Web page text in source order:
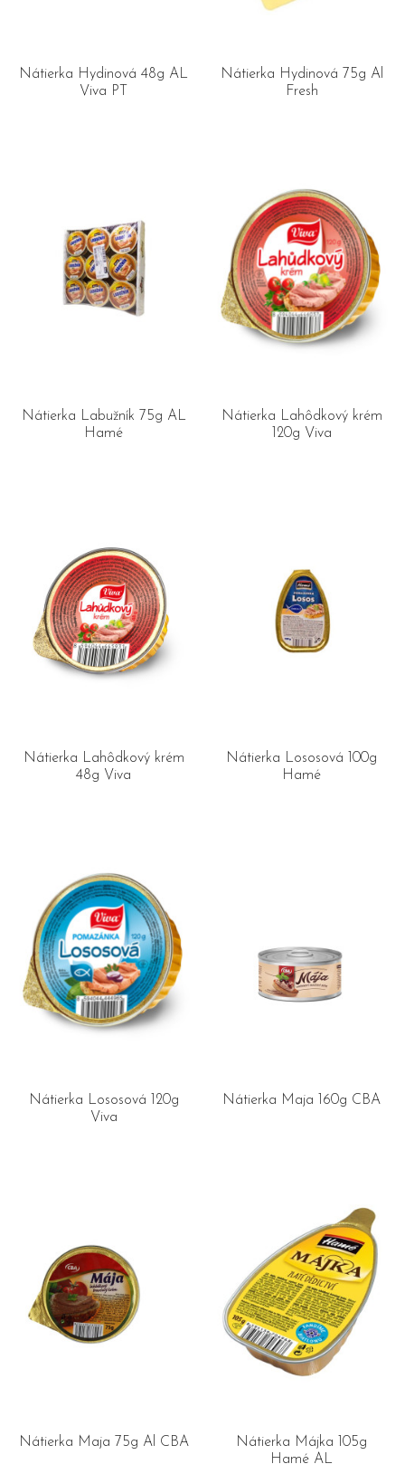
Nátierka Hydinová 48g AL
Viva PT
Nátierka Hydinová 75g Al
Fresh
Nátierka Labužník 75g AL
Hamé
Nátierka Lahôdkový krém
120g Viva
Nátierka Lahôdkový krém
48g Viva
Nátierka Lososová 100g
Hamé
Nátierka Lososová 120g
Viva
Nátierka Maja 160g CBA
Nátierka Maja 75g Al CBA
Nátierka Májka 105g
Hamé AL